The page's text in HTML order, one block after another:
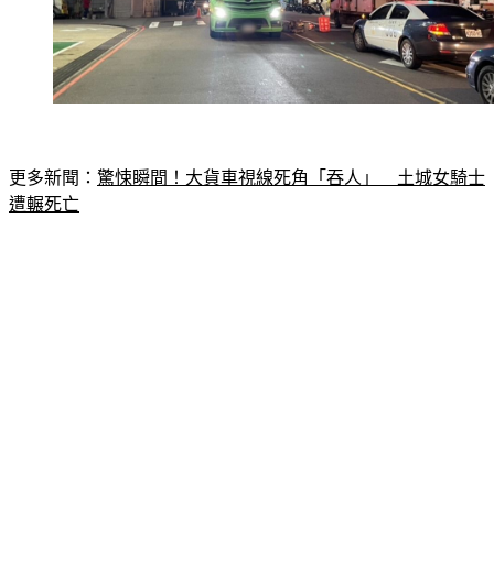
更多新聞： 驚悚瞬間！大貨車視線死角「吞人」　土城女騎士
遭輾死亡